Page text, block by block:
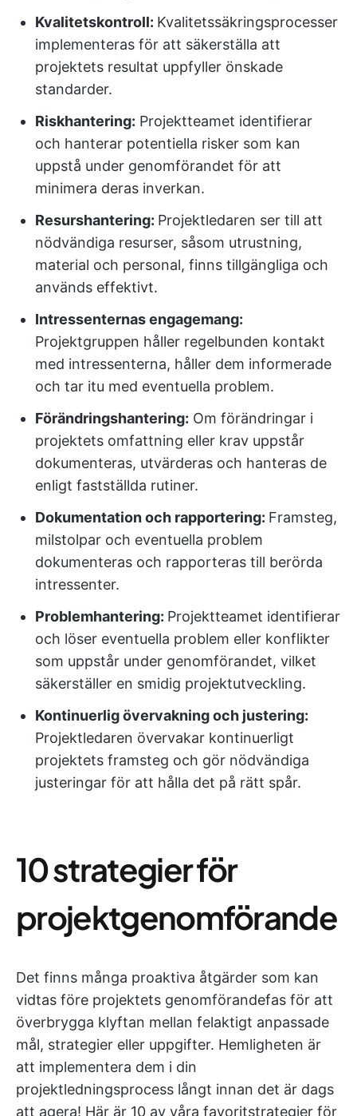
Kvalitetskontroll: Kvalitetssäkringsprocesser
implementeras för att säkerställa att
projektets resultat uppfyller önskade
standarder.
Riskhantering: Projektteamet identifierar
och hanterar potentiella risker som kan
uppstå under genomförandet för att
minimera deras inverkan.
Resurshantering: Projektledaren ser till att
nödvändiga resurser, såsom utrustning,
material och personal, finns tillgängliga och
används effektivt.
Intressenternas engagemang:
Projektgruppen håller regelbunden kontakt
med intressenterna, håller dem informerade
och tar itu med eventuella problem.
Förändringshantering: Om förändringar i
projektets omfattning eller krav uppstår
dokumenteras, utvärderas och hanteras de
enligt fastställda rutiner.
Dokumentation och rapportering: Framsteg,
milstolpar och eventuella problem
dokumenteras och rapporteras till berörda
intressenter.
Problemhantering: Projektteamet identifierar
och löser eventuella problem eller konflikter
som uppstår under genomförandet, vilket
säkerställer en smidig projektutveckling.
Kontinuerlig övervakning och justering:
Projektledaren övervakar kontinuerligt
projektets framsteg och gör nödvändiga
justeringar för att hålla det på rätt spår.
10 strategier för
projektgenomförande
Det finns många proaktiva åtgärder som kan
vidtas före projektets genomförandefas för att
överbrygga klyftan mellan felaktigt anpassade
mål, strategier eller uppgifter. Hemligheten är
att implementera dem i din
projektledningsprocess långt innan det är dags
att agera! Här är 10 av våra favoritstrategier för